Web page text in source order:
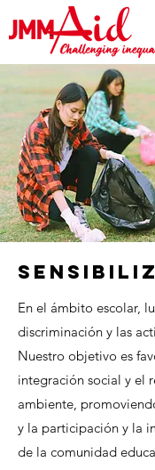
En el ámbito escolar,
discriminación y las
Nuestro objetivo es
integración social y el
ambiente,
y la participación y la
de la comunidad